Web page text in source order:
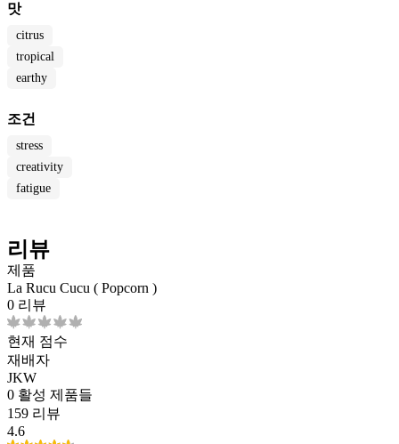
맛
citrus
tropical
earthy
조건
stress
creativity
fatigue
리뷰
제품
La Rucu Cucu ( Popcorn )
0 리뷰
현재 점수
재배자
JKW
0 활성 제품들
159 리뷰
4.6